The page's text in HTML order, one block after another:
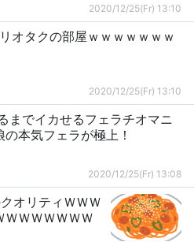
2020/12/25(Fr) 13:10
オタクの部屋ｗｗｗｗｗｗｗ
2020/12/25(Fr) 13:10
までイカせるフェラチオマニ
本気フェラが極上！
2020/12/25(Fr) 13:08
オリティＷＷＷ
ＷＷＷＷＷＷＷ